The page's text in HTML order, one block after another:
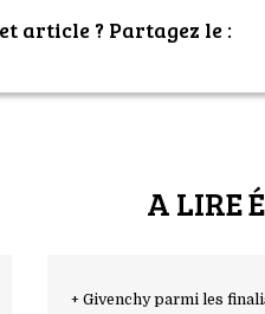
article ? Partagez le :
A LIRE
+ Givenchy parmi les